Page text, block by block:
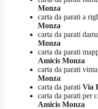
Monza
carta da parati a
Monza
carta da parati
Monza
carta da parati
Amicis Monza
carta da parati
Monza
carta da parati Via
carta da parati per
Amicis Monza